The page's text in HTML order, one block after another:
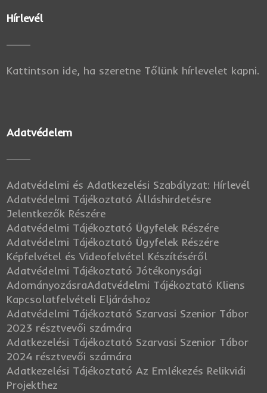
Hírlevél
Kattintson ide, ha szeretne Tőlünk hírlevelet kapni.
Adatvédelem
Adatvédelmi és Adatkezelési Szabályzat: Hírlevél
Adatvédelmi Tájékoztató Álláshirdetésre
Jelentkezők Részére
Adatvédelmi Tájékoztató Ügyfelek Részére
Adatvédelmi Tájékoztató Ügyfelek Részére
Képfelvétel és Videofelvétel Készítéséről
Adatvédelmi Tájékoztató Jótékonysági
AdományozásraAdatvédelmi Tájékoztató Kliens
Kapcsolatfelvételi Eljáráshoz
Adatvédelmi Tájékoztató Szarvasi Szenior Tábor
2023 résztvevői számára
Adatkezelési Tájékoztató Szarvasi Szenior Tábor
2024 résztvevői számára
Adatkezelési Tájékoztató Az Emlékezés Relikviái
Projekthez